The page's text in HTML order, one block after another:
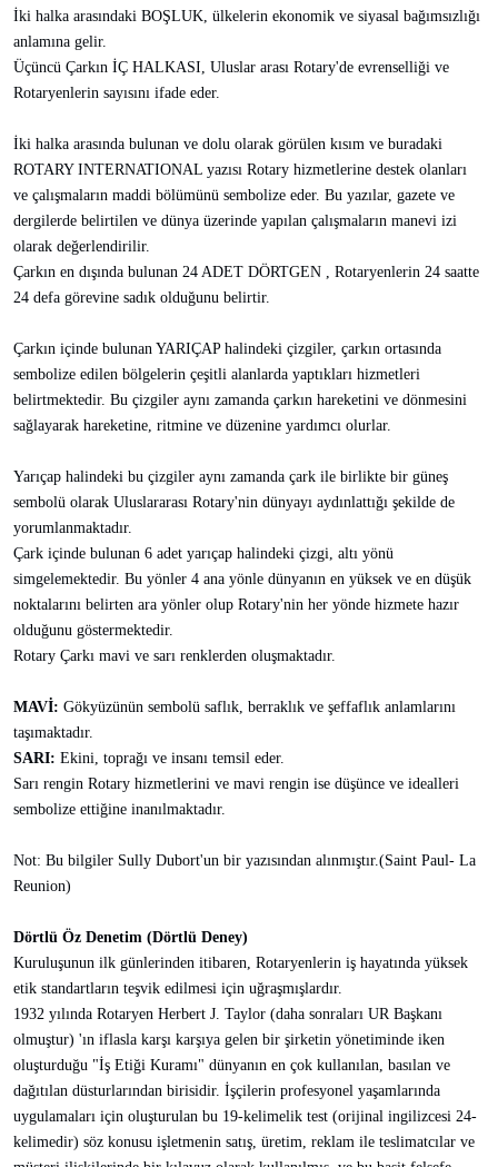
İki halka arasındaki BOŞLUK, ülkelerin ekonomik ve siyasal bağımsızlığı
anlamına gelir.
Üçüncü Çarkın İÇ HALKASI, Uluslar arası Rotary'de evrenselliği ve
Rotaryenlerin sayısını ifade eder.
İki halka arasında bulunan ve dolu olarak görülen kısım ve buradaki
ROTARY INTERNATIONAL yazısı Rotary hizmetlerine destek olanları
ve çalışmaların maddi bölümünü sembolize eder. Bu yazılar, gazete ve
dergilerde belirtilen ve dünya üzerinde yapılan çalışmaların manevi izi
olarak değerlendirilir.
Çarkın en dışında bulunan 24 ADET DÖRTGEN , Rotaryenlerin 24 saatte
24 defa görevine sadık olduğunu belirtir.
Çarkın içinde bulunan YARIÇAP halindeki çizgiler, çarkın ortasında
sembolize edilen bölgelerin çeşitli alanlarda yaptıkları hizmetleri
belirtmektedir. Bu çizgiler aynı zamanda çarkın hareketini ve dönmesini
sağlayarak hareketine, ritmine ve düzenine yardımcı olurlar.
Yarıçap halindeki bu çizgiler aynı zamanda çark ile birlikte bir güneş
sembolü olarak Uluslararası Rotary'nin dünyayı aydınlattığı şekilde de
yorumlanmaktadır.
Çark içinde bulunan 6 adet yarıçap halindeki çizgi, altı yönü
simgelemektedir. Bu yönler 4 ana yönle dünyanın en yüksek ve en düşük
noktalarını belirten ara yönler olup Rotary'nin her yönde hizmete hazır
olduğunu göstermektedir.
Rotary Çarkı mavi ve sarı renklerden oluşmaktadır.
MAVİ: Gökyüzünün sembolü saflık, berraklık ve şeffaflık anlamlarını
taşımaktadır.
SARI: Ekini, toprağı ve insanı temsil eder.
Sarı rengin Rotary hizmetlerini ve mavi rengin ise düşünce ve idealleri
sembolize ettiğine inanılmaktadır.
Not: Bu bilgiler Sully Dubort'un bir yazısından alınmıştır.(Saint Paul- La
Reunion)
Dörtlü Öz Denetim (Dörtlü Deney)
Kuruluşunun ilk günlerinden itibaren, Rotaryenlerin iş hayatında yüksek
etik standartların teşvik edilmesi için uğraşmışlardır.
1932 yılında Rotaryen Herbert J. Taylor (daha sonraları UR Başkanı
olmuştur) 'ın iflasla karşı karşıya gelen bir şirketin yönetiminde iken
oluşturduğu "İş Etiği Kuramı" dünyanın en çok kullanılan, basılan ve
dağıtılan düsturlarından birisidir. İşçilerin profesyonel yaşamlarında
uygulamaları için oluşturulan bu 19-kelimelik test (orijinal ingilizcesi 24-
kelimedir) söz konusu işletmenin satış, üretim, reklam ile teslimatcılar ve